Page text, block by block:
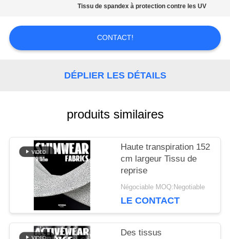
CONTACTEZ-
CAS
PLAN
SITE
Tissu de spandex à protection contre les UV
CONTACT!
DÉPLIER LES DÉTAILS
produits similaires
Haute transpiration 152
cm largeur Tissu de
reprise
Négociable MOQ:Negotiable
LE CONTACT
Des tissus